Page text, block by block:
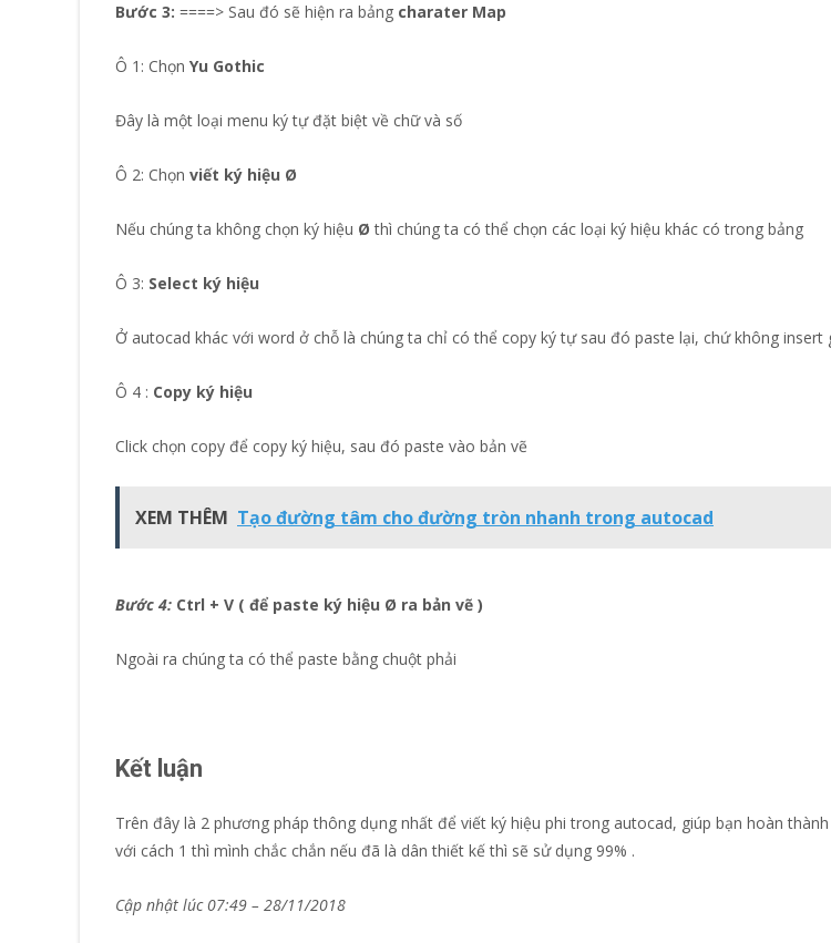
Bước 3: ====> Sau đó sẽ hiện ra bảng charater Map
Ô 1: Chọn Yu Gothic
Đây là một loại menu ký tự đặt biệt về chữ và số
Ô 2: Chọn viết ký hiệu Ø
Nếu chúng ta không chọn ký hiệu Øthì chúng ta có thể chọn các loại ký hiệu khác có trong bảng
Ô 3: Select ký hiệu
Ở autocad khác với word ở chỗ là chúng ta chỉ có thể copy ký tự sau đó paste lại, chứ không insert
Ô 4 : Copy ký hiệu
Click chọn copy để copy ký hiệu, sau đó paste vào bản vẽ
XEM THÊM Tạo đường tâm cho đường tròn nhanh trong autocad
Bước 4: Ctrl + V ( để paste ký hiệu Ø ra bản vẽ )
Ngoài ra chúng ta có thể paste bằng chuột phải
Kết luận
Trên đây là 2 phương pháp thông dụng nhất để viết ký hiệu phi trong autocad, giúp bạn hoàn
với cách 1 thì mình chắc chắn nếu đã là dân thiết kế thì sẽ sử dụng 99% .
Cập nhật lúc 07:49 – 28/11/2018